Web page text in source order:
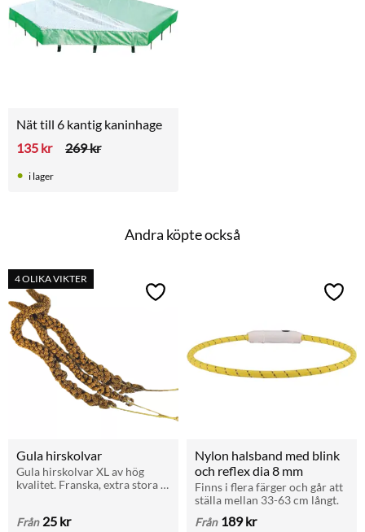
Nät till 6 kantig kaninhage
135 kr 269kr
i lager
Andra köpte också
Gula hirskolvar
Gula hirskolvar XL av hög
kvalitet. Franska, extra stora
som sysselsättning.
Från 25 kr
4 OLIKA VIKTER
Lägg till i favoriter
Nylon halsband med blink
och reflex dia 8 mm
Finns i flera färger och går att
ställa mellan 33-63 cm långt.
Från 189kr
Lägg